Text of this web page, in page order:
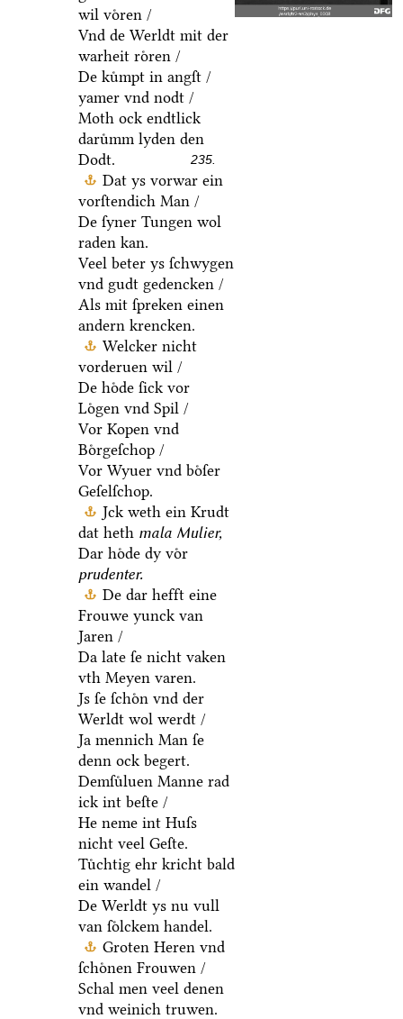
wil voͤren /
Vnd de Werldt mit der
warheit roͤren /
De kuͤmpt in angſt /
yamer vnd nodt /
Moth ock endtlick
daruͤmm lyden den
Dodt.
235.
Dat ys vorwar ein
vorſtendich Man /
De ſyner Tungen wol
raden kan.
Veel beter ys ſchwygen
vnd gudt gedencken /
Als mit ſpreken einen
andern krencken.
Welcker nicht
vorderuen wil /
De hoͤde ſick vor
Loͤgen vnd Spil /
Vor Kopen vnd
Boͤrgeſchop /
Vor Wyuer vnd boͤſer
Geſelſchop.
Jck weth ein Krudt
dat heth mala Mulier,
Dar hoͤde dy voͤr
prudenter.
De dar hefft eine
Frouwe yunck van
Jaren /
Da late ſe nicht vaken
vth Meyen varen.
Js ſe ſchoͤn vnd der
Werldt wol werdt /
Ja mennich Man ſe
denn ock begert.
Demſuͤluen Manne rad
ick int beſte /
He neme int Huſs
nicht veel Geſte.
Tuͤchtig ehr kricht bald
ein wandel /
De Werldt ys nu vull
van ſoͤlckem handel.
Groten Heren vnd
ſchoͤnen Frouwen /
Schal men veel denen
vnd weinich truwen.